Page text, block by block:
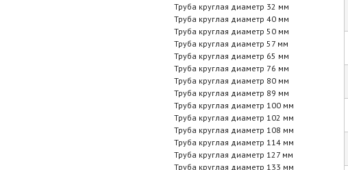
Труба круглая диаметр 32 мм
Труба круглая диаметр 40 мм
Труба круглая диаметр 50 мм
Труба круглая диаметр 57 мм
Труба круглая диаметр 65 мм
Труба круглая диаметр 76 мм
Труба круглая диаметр 80 мм
Труба круглая диаметр 89 мм
Труба круглая диаметр 100 мм
Труба круглая диаметр 102 мм
Труба круглая диаметр 108 мм
Труба круглая диаметр 114 мм
Труба круглая диаметр 127 мм
Труба круглая диаметр 133 мм